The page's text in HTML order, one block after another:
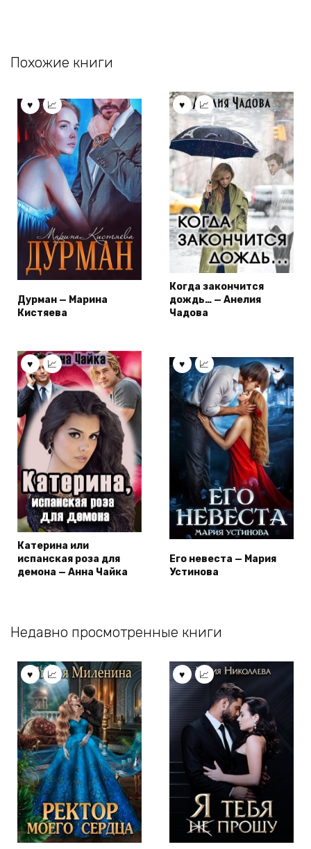
Похожие книги
Дурман — Марина
Кистяева
Когда закончится
дождь… — Анелия
Чадова
Катерина или
испанская роза для
демона — Анна Чайка
Его невеста — Мария
Устинова
Недавно просмотренные книги